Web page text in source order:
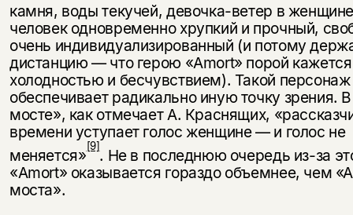
камня, воды текучей, девочка-ветер в
человек одновременно хрупкий и прочный,
очень индиви­дуализированный (и потому
дистанцию — что герою «Amort» порой кажется
холодностью и бесчувствием). Такой персонаж
обеспечивает радикально иную точку зрения.
мосте», как отмечает А. Краснящих,
времени уступает голос женщине — и голос не
меняется»[9]. Не в по­следнюю очередь из-за
«Amort» оказывается гораздо объемнее, чем
моста».